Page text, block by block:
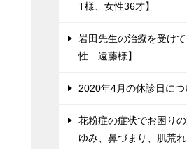
T様、女性36才】
岩田先生の治療を受け
性 遠藤様】
2020年4月の休診日につ
花粉症の症状でお困り
ゆみ、鼻づまり、肌荒